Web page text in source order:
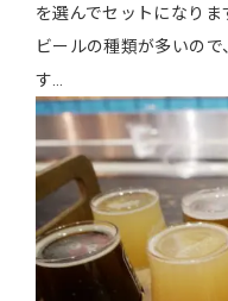
を選んでセットになりま
ビールの種類が多いの
す…